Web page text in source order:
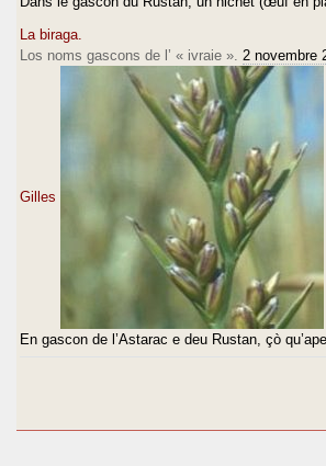
La biraga.
Los noms gascons de l’ « ivraie ». 2 novembre
Gilles
En gascon de l’Astarac e deu Rustan, çò